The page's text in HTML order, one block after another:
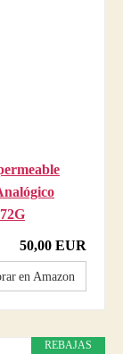
50,00 EUR
en Amazon
REBAJAS